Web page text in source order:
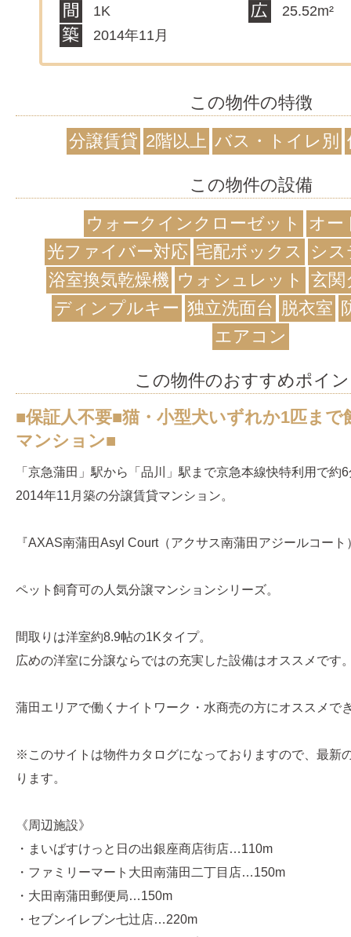
1K
25.52m²
2014年11月
この物件の特徴
分譲賃貸 2階以上 バス・トイレ別
この物件の設備
ウォークインクローゼット
オー
光ファイバー対応 宅配ボックス
シ
浴室換気乾燥機 ウォシュレット
玄関
ディンプルキー 独立洗面台 脱衣室
エアコン
この物件のおすすめポイ
■保証人不要■猫・小型犬いずれか1匹まで
マンション■
「京急蒲田」駅から「品川」駅まで京急本線快特利用で約
2014年11月築の分譲賃貸マンション。
『AXAS南蒲田Asyl Court（アクサス南蒲田アジールコート
ペット飼育可の人気分譲マンションシリーズ。
間取りは洋室約8.9帖の1Kタイプ。
広めの洋室に分譲ならではの充実した設備はオススメです
蒲田エリアで働くナイトワーク・水商売の方にオススメで
※このサイトは物件カタログになっておりますので、最新
ります。
《周辺施設》
・まいばすけっと日の出銀座商店街店…110m
・ファミリーマート大田南蒲田二丁目店…150m
・大田南蒲田郵便局…150m
・セブンイレブン七辻店…220m